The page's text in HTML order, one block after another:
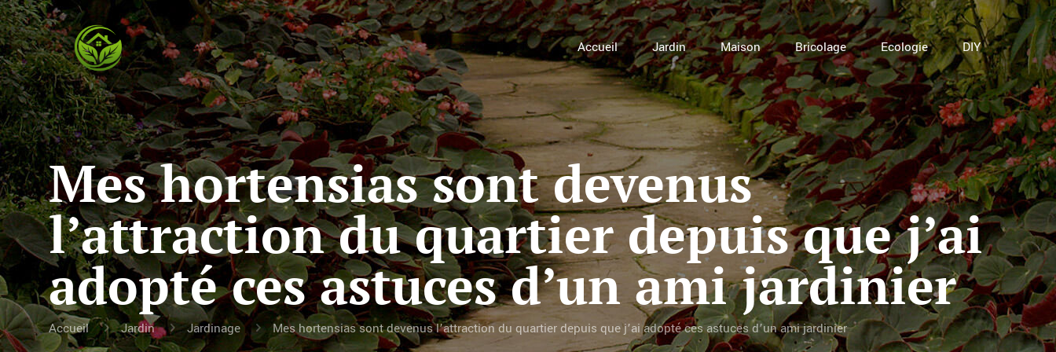
Accueil Jardin Maison Bricolage Ecologie DIY
Mes hortensias sont devenus
l’attraction du quartier depuis que j’ai
adopté ces astuces d’un ami jardinier
Accueil Jardin Jardinage Mes hortensias sont devenus l’attraction du quartier depuis que j’ai adopté ces astuces d’un ami jardinier